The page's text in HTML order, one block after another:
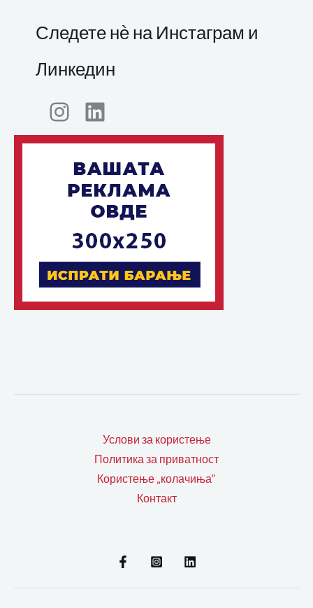
Следете нѐ на Инстаграм и
Линкедин
Услови за користење
Политика за приватност
Користење „колачиња“
Контакт